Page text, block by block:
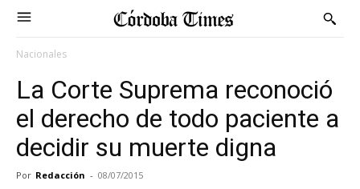
Nacionales
La Corte Suprema reconoció
el derecho de todo paciente a
decidir su muerte digna
Por Redacción - 08/07/2015